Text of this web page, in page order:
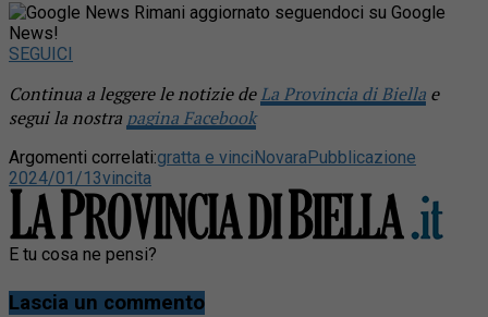
Rimani aggiornato seguendoci su Google
News!
SEGUICI
Continua a leggere le notizie deLa Provincia di Biella e
segui la nostra pagina Facebook
Argomenti correlati:gratta e vinciNovaraPubblicazione
2024/01/13vincita
E tu cosa ne pensi?
Lascia un commento